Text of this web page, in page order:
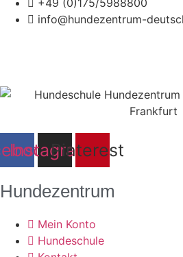
info@hundezentrum-
Instagram
Pinterest
Hundezentrum
Mein Konto
Hundeschule